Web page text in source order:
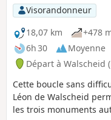
Visorandonneur
18,07 km
+478
6h 30
Moyenne
Départ à Walscheid
Cette boucle sans
Léon de Walscheid
les trois monuments